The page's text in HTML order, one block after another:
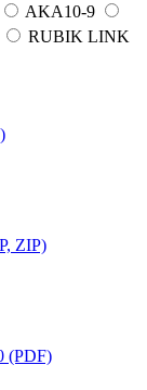
AKA10-9
RUBIK LINK
ZIP)
(PDF)